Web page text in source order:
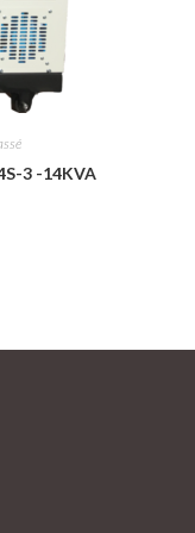
3 -14KVA